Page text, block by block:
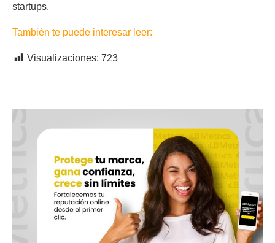
startups.
También te puede interesar leer:
Visualizaciones: 723